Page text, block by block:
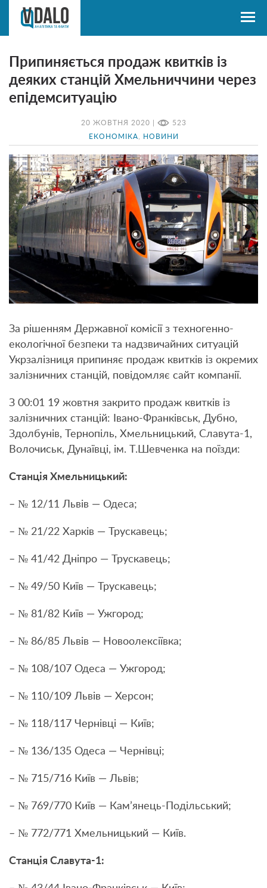
20 ЖОВТНЯ 2020 | 523
ЕКОНОМІКА НОВИНИ
Припиняється продаж квитків із
деяких станцій Хмельниччини через
епідемситуацію
За рішенням Державної комісії з техногенно-
екологічної безпеки та надзвичайних ситуацій
Укрзалізниця припиняє продаж квитків із окремих
залізничних станцій, повідомляє сайт компанії.
З 00:01 19 жовтня закрито продаж квитків із
залізничних станцій: Івано-Франківськ, Дубно,
Здолбунів, Тернопіль, Хмельницький, Славута-1,
Волочиськ, Дунаївці, ім. Т.Шевченка на поїзди:
Станція Хмельницький:
– № 12/11 Львів — Одеса;
– № 21/22 Харків — Трускавець;
– № 41/42 Дніпро — Трускавець;
– № 49/50 Київ — Трускавець;
– № 81/82 Київ — Ужгород;
– № 86/85 Львів — Новоолексiївка;
– № 108/107 Одеса — Ужгород;
– № 110/109 Львів — Херсон;
– № 118/117 Чернівці — Київ;
– № 136/135 Одеса — Чернівці;
– № 715/716 Київ — Львів;
– № 769/770 Київ — Кам’янець-Подільський;
– № 772/771 Хмельницький — Київ.
Станція Славута-1: